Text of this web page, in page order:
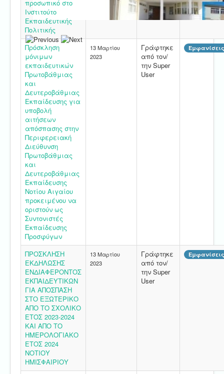
προσωπικό στο
Ινστιτούτο
Εκπαιδευτικής
Πολιτικής
Πρόσκληση
μόνιμων
εκπαιδευτικών
Πρωτοβάθμιας
και
Δευτεροβάθμιας
Εκπαίδευσης για
υποβολή
αιτήσεων
απόσπασης στην
Περιφερειακή
Διεύθυνση
Πρωτοβάθμιας
και
Δευτεροβάθμιας
Εκπαίδευσης
Νοτίου Αιγαίου
προκειμένου να
οριστούν ως
Συντονιστές
Εκπαίδευσης
Προσφύγων
13 Μαρτίου
2023
Γράφτηκε
από τον/
την Super
User
ΠΡΟΣΚΛΗΣΗ
ΕΚΔΗΛΩΣΗΣ
ΕΝΔΙΑΦΕΡΟΝΤΟΣ
ΕΚΠΑΙΔΕΥΤΙΚΩΝ
ΓΙΑ ΑΠΟΣΠΑΣΗ
ΣΤΟ ΕΞΩΤΕΡΙΚΟ
ΑΠΟ ΤΟ ΣΧΟΛΙΚΟ
ΕΤΟΣ 2023-2024
KAI ΑΠΟ ΤΟ
ΗΜΕΡΟΛΟΓΙΑΚΟ
ΕΤΟΣ 2024
ΝΟΤΙΟΥ
ΗΜΙΣΦΑΙΡΙΟΥ
13 Μαρτίου
2023
Γράφτηκε
από τον/
την Super
User